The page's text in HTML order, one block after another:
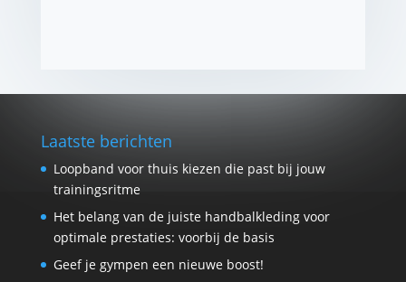
Laatste berichten
Loopband voor thuis kiezen die past bij jouw
trainingsritme
Het belang van de juiste handbalkleding voor
optimale prestaties: voorbij de basis
Geef je gympen een nieuwe boost!